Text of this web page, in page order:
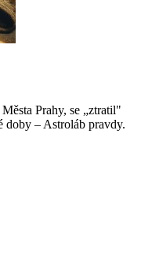
Prahy, se „ztratil"
doby – Astroláb pravdy.